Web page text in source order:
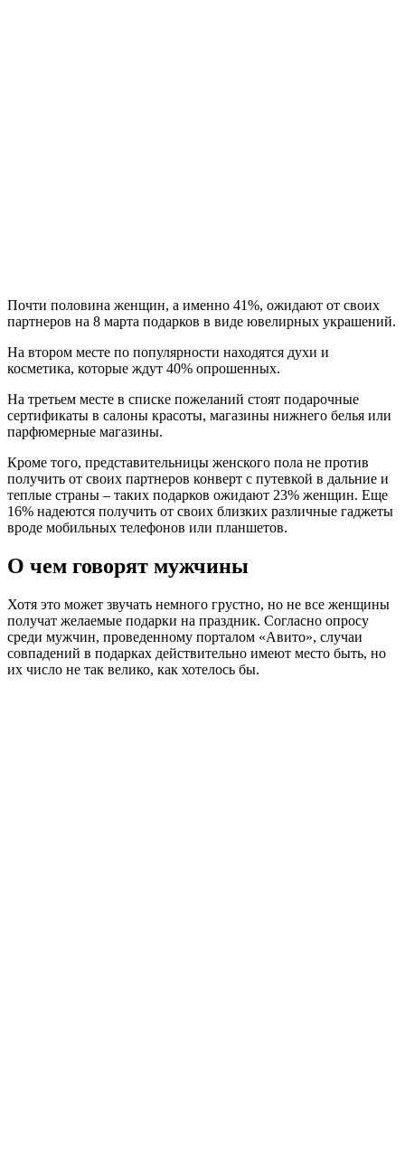
Почти половина женщин, а именно 41%, ожидают от своих
партнеров на 8 марта подарков в виде ювелирных украшений.
На втором месте по популярности находятся духи и
косметика, которые ждут 40% опрошенных.
На третьем месте в списке пожеланий стоят подарочные
сертификаты в салоны красоты, магазины нижнего белья или
парфюмерные магазины.
Кроме того, представительницы женского пола не против
получить от своих партнеров конверт с путевкой в дальние и
теплые страны – таких подарков ожидают 23% женщин. Еще
16% надеются получить от своих близких различные гаджеты
вроде мобильных телефонов или планшетов.
О чем говорят мужчины
Хотя это может звучать немного грустно, но не все женщины
получат желаемые подарки на праздник. Согласно опросу
среди мужчин, проведенному порталом «Авито», случаи
совпадений в подарках действительно имеют место быть, но
их число не так велико, как хотелось бы.